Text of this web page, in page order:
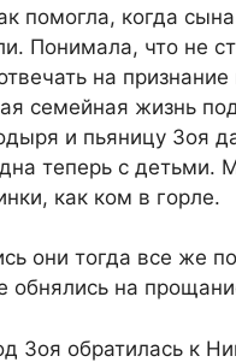
помогла, когда
Понимала, что не
на
семейная жизнь
и пьяницу Зоя
теперь с детьми.
как ком в горле.
они тогда все же
обнялись на
Зоя обратилась к